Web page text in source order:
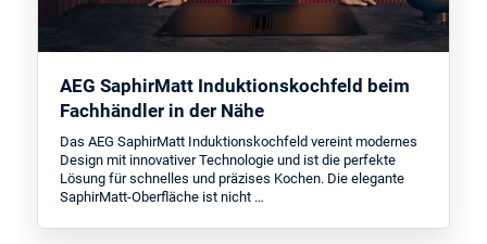
AEG SaphirMatt Induktionskochfeld beim
Fachhändler in der Nähe
Das AEG SaphirMatt Induktionskochfeld vereint modernes
Design mit innovativer Technologie und ist die perfekte
Lösung für schnelles und präzises Kochen. Die elegante
SaphirMatt-Oberfläche ist nicht …